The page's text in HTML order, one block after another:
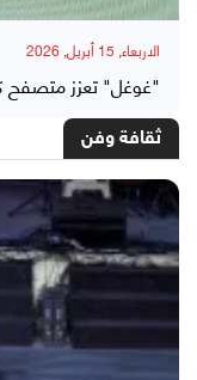
الاربعاء, 15 أبريل, 2026
"غوغل" تعزز متصفح
ثقافة وفن